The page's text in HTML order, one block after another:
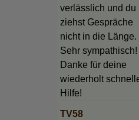
verlässlich und du
ziehst Gespräche
nicht in die Länge.
Sehr sympathisch!
Danke für deine
wiederholt
Hilfe!
TV58